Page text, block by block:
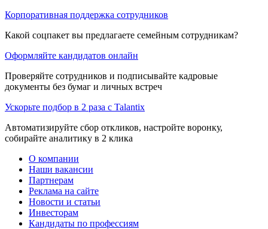
Корпоративная поддержка сотрудников
Какой соцпакет вы предлагаете семейным сотрудникам?
Оформляйте кандидатов онлайн
Проверяйте сотрудников и подписывайте кадровые
документы без бумаг и личных встреч
Ускорьте подбор в 2 раза с Talantix
Автоматизируйте сбор откликов, настройте воронку,
собирайте аналитику в 2 клика
О компании
Наши вакансии
Партнерам
Реклама на сайте
Новости и статьи
Инвесторам
Кандидаты по профессиям